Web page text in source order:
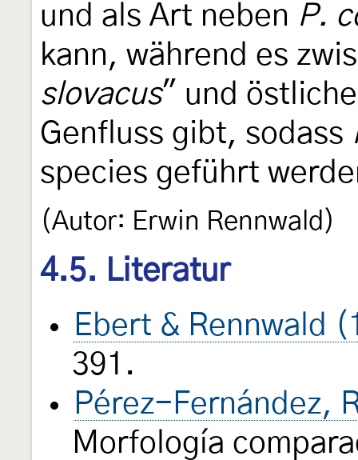
und als Art neben P.
kann, während es
slovacus" und
Genfluss gibt, sodass
species geführt
(Autor: Erwin Rennwald)
4.5. Literatur
Ebert & Rennwald
391.
Pérez-Fernández,
Morfología